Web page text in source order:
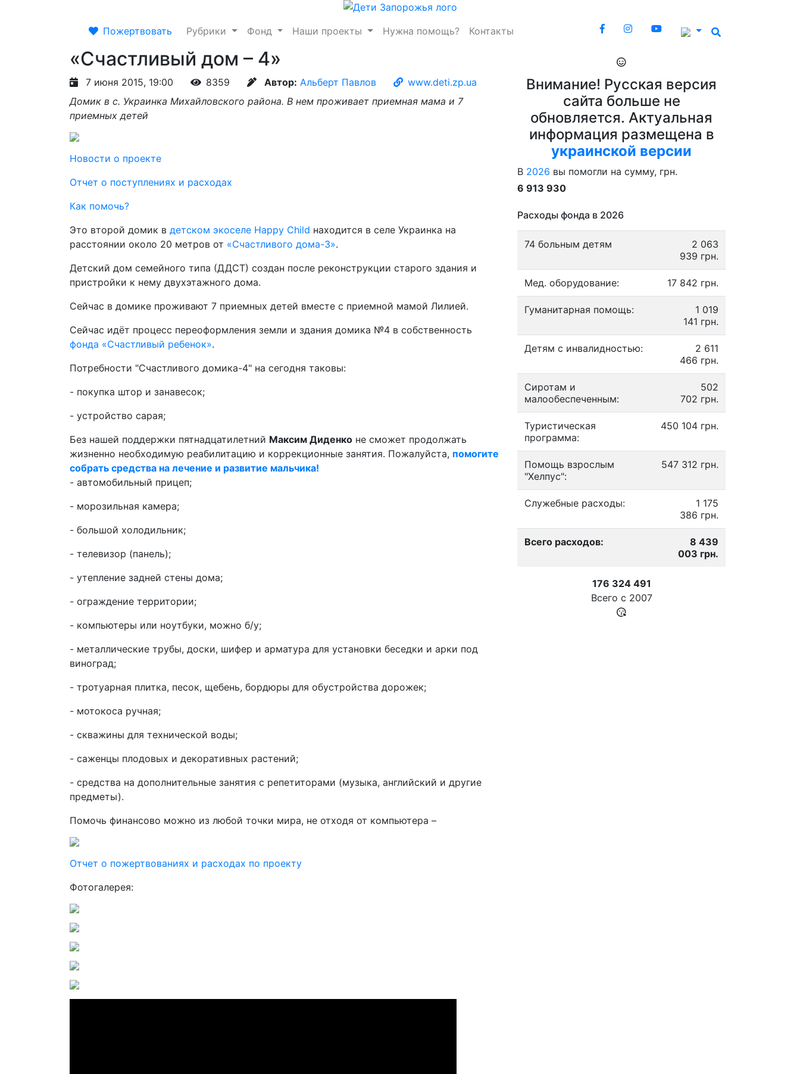
Пожертвовать Рубрики Фонд Наши проекты Нужна помощь? Контакты
«Счастливый дом – 4»
7 июня 2015, 19:00 8359 Автор: Альберт Павлов
www.deti.zp.ua
Домик в с. Украинка Михайловского района. В нем проживает приемная мама и 7
приемных детей
Новости о проекте
Отчет о поступлениях и расходах
Как помочь?
Это второй домик в детском экоселе Happy Child находится в селе Украинка на
расстоянии около 20 метров от «Счастливого дома-3».
Детский дом семейного типа (ДДСТ) создан после реконструкции старого здания и
пристройки к нему двухэтажного дома.
Сейчас в домике проживают 7 приемных детей вместе с приемной мамой Лилией.
Сейчас идёт процесс переоформления земли и здания домика №4 в собственность
фонда «Счастливый ребенок».
Потребности "Счастливого домика-4" на сегодня таковы:
- покупка штор и занавесок;
- устройство сарая;
Без нашей поддержки пятнадцатилетний Максим Диденко не сможет продолжать
жизненно необходимую реабилитацию и коррекционные занятия. Пожалуйста, помогите
собрать средства на лечение и развитие мальчика!
- автомобильный прицеп;
- морозильная камера;
- большой холодильник;
- телевизор (панель);
- утепление задней стены дома;
- ограждение территории;
- компьютеры или ноутбуки, можно б/у;
- металлические трубы, доски, шифер и арматура для установки беседки и арки под
виноград;
- тротуарная плитка, песок, щебень, бордюры для обустройства дорожек;
- мотокоса ручная;
- скважины для технической воды;
- саженцы плодовых и декоративных растений;
- средства на дополнительные занятия с репетиторами (музыка, английский и другие
предметы).
Помочь финансово можно из любой точки мира, не отходя от компьютера –
Отчет о пожертвованиях и расходах по проекту
Фотогалерея:
Внимание! Русская версия
сайта больше не
обновляется. Актуальная
информация размещена в
украинской версии
В 2026 вы помогли на сумму, грн.
6 913 930
Расходы фонда в 2026
74 больным детям
2 063
939 грн.
Мед. оборудование: 17 842 грн.
Гуманитарная помощь:
1 019
141 грн.
Детям с инвалидностью:
2 611
466 грн.
Сиротам и
малообеспеченным:
502
702 грн.
Туристическая
программа:
450 104 грн.
Помощь взрослым
"Хелпус":
547 312 грн.
Служебные расходы:
1 175
386 грн.
Всего расходов:
8 439
003 грн.
176 324 491
Всего с 2007